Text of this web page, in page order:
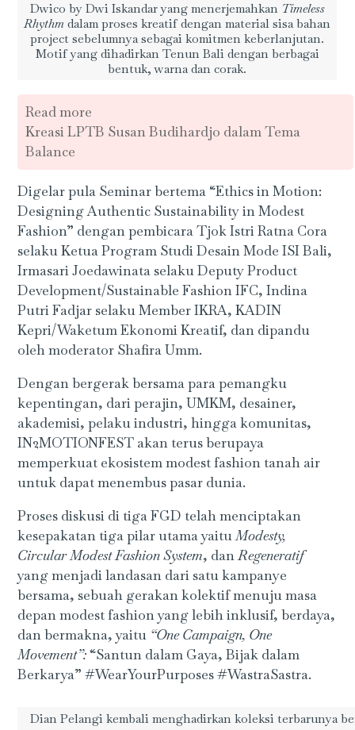
Dwico by Dwi Iskandar yang menerjemahkan Timeless
Rhythm dalam proses kreatif dengan material sisa bahan
project sebelumnya sebagai komitmen keberlanjutan.
Motif yang dihadirkan Tenun Bali dengan berbagai
bentuk, warna dan corak.
Read more
Kreasi LPTB Susan Budihardjo dalam Tema
Balance
Digelar pula Seminar bertema “Ethics in Motion:
Designing Authentic Sustainability in Modest
Fashion” dengan pembicara Tjok Istri Ratna Cora
selaku Ketua Program Studi Desain Mode ISI Bali,
Irmasari Joedawinata selaku Deputy Product
Development/Sustainable Fashion IFC, Indina
Putri Fadjar selaku Member IKRA, KADIN
Kepri/Waketum Ekonomi Kreatif, dan dipandu
oleh moderator Shafira Umm.
Dengan bergerak bersama para pemangku
kepentingan, dari perajin, UMKM, desainer,
akademisi, pelaku industri, hingga komunitas,
IN2MOTIONFEST akan terus berupaya
memperkuat ekosistem modest fashion tanah air
untuk dapat menembus pasar dunia.
Proses diskusi di tiga FGD telah menciptakan
kesepakatan tiga pilar utama yaituModesty,
Circular Modest Fashion System, danRegeneratif
yang menjadi landasan dari satu kampanye
bersama, sebuah gerakan kolektif menuju masa
depan modest fashion yang lebih inklusif, berdaya,
dan bermakna, yaitu “One Campaign, One
Movement”: “Santun dalam Gaya, Bijak dalam
Berkarya” #WearYourPurposes #WastraSastra.
Dian Pelangi kembali menghadirkan koleksi terbarunya